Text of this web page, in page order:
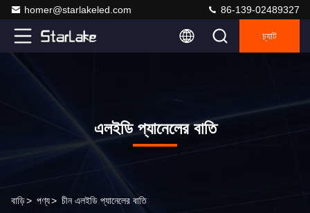
homer@starlakeled.com 86-139-02489327
চ্যাট
এলইডি প্যানেলের বাতি
বাড়ি> পণ্য> চীন এলইডি প্যানেলের বাতি